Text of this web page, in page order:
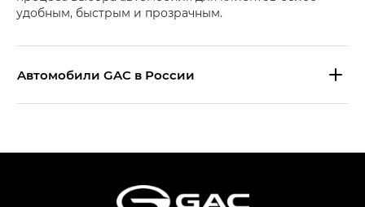
удобным, быстрым и прозрачным.
Aвтомобили GAC в России
Эс Икс ПРЕМИУМ — SX PREMIUM
S7 — Эс 7 (S7) в комплектациях
Эс Икс ПРЕМИУМ — SX PREMIUM, Эс Тэ — ST